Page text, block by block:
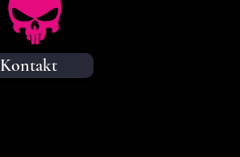
Kontakt